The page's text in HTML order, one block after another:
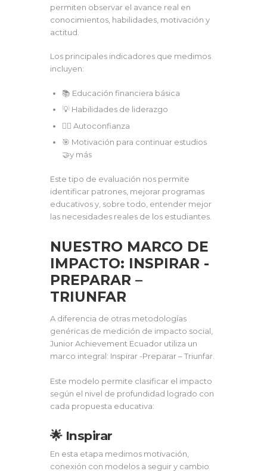
permiten observar el avance real en
conocimientos, habilidades, motivación y
actitud.
Los principales indicadores que medimos
incluyen:
📚 Educación financiera básica
💡 Habilidades de liderazgo
🙋‍♂️ Autoconfianza
🎯 Motivación para continuar estudios
🤝y más
Este tipo de evaluación nos permite
identificar patrones, mejorar programas
educativos y, sobre todo, entender mejor
las necesidades reales de los estudiantes.
NUESTRO MARCO DE
IMPACTO: INSPIRAR -
PREPARAR –
TRIUNFAR
A diferencia de otras metodologías
genéricas de medición de impacto social,
Junior Achievement Ecuador utiliza un
marco integral: Inspirar -Preparar – Triunfar.
Este modelo permite clasificar el impacto
según el nivel de profundidad logrado con
cada propuesta educativa:
🌟 Inspirar
En esta etapa medimos motivación,
conexión con modelos a seguir y cambio